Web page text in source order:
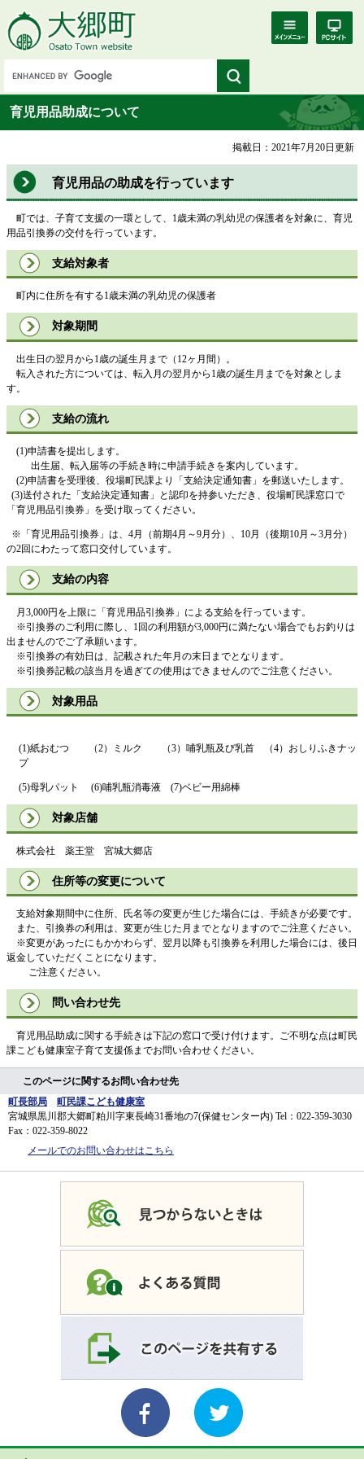
育児用品助成について
掲載日：2021年7月20日更新
育児用品の助成を行っています
町では、子育て支援の一環として、1歳未満の乳幼児の保護者を対象に、育児
用品引換券の交付を行っています。
支給対象者
町内に住所を有する1歳未満の乳幼児の保護者
対象期間
出生日の翌月から1歳の誕生月まで（12ヶ月間）。
転入された方については、転入月の翌月から1歳の誕生月までを対象としま
す。
支給の流れ
(1)申請書を提出します。
出生届、転入届等の手続き時に申請手続きを案内しています。
(2)申請書を受理後、役場町民課より「支給決定通知書」を郵送いたします。
(3)送付された「支給決定通知書」と認印を持参いただき、役場町民課窓口で
「育児用品引換券」を受け取ってください。
※「育児用品引換券」は、4月（前期4月～9月分）、10月（後期10月～3月分）
の2回にわたって窓口交付しています。
支給の内容
月3,000円を上限に「育児用品引換券」による支給を行っています。
※引換券のご利用に際し、1回の利用額が3,000円に満たない場合でもお釣りは
出ませんのでご了承願います。
※引換券の有効日は、記載された年月の末日までとなります。
※引換券記載の該当月を過ぎての使用はできませんのでご注意ください。
対象用品
(1)紙おむつ （2）ミルク （3）哺乳瓶及び乳首 （4）おしりふきナッ
プ
(5)母乳パット (6)哺乳瓶消毒液 (7)ベビー用綿棒
対象店舗
株式会社 薬王堂 宮城大郷店
住所等の変更について
支給対象期間中に住所、氏名等の変更が生じた場合には、手続きが必要です。
また、引換券の利用は、変更が生じた月までとなりますのでご注意ください。
※変更があったにもかかわらず、翌月以降も引換券を利用した場合には、後日
返金していただくことになります。
ご注意ください。
問い合わせ先
育児用品助成に関する手続きは下記の窓口で受け付けます。ご不明な点は町民
課こども健康室子育て支援係までお問い合わせください。
このページに関するお問い合わせ先
町長部局
町民課こども健康室
宮城県黒川郡大郷町粕川字東長崎31番地の7(保健センター内) Tel：022-359-3030
Fax：022-359-8022
メールでのお問い合わせはこちら